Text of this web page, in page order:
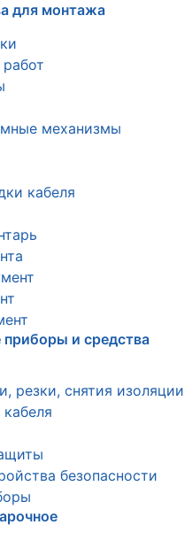
для монтажа
механизмы
кабеля
и средства
резки, снятия изоляции
безопасности